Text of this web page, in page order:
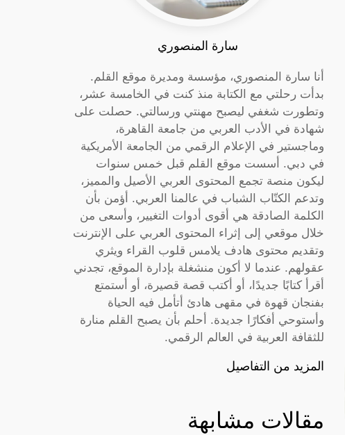
سارة المنصوري
أنا سارة المنصوري، مؤسسة ومديرة موقع القلم.
بدأت رحلتي مع الكتابة منذ كنت في الخامسة عشر،
وتطورت شغفي ليصبح مهنتي ورسالتي. حصلت على
شهادة في الأدب العربي من جامعة القاهرة،
وماجستير في الإعلام الرقمي من الجامعة الأمريكية
في دبي. أسست موقع القلم قبل خمس سنوات
ليكون منصة تجمع المحتوى العربي الأصيل والمميز،
وتدعم الكتّاب الشباب في عالمنا العربي. أؤمن بأن
الكلمة الصادقة هي أقوى أدوات التغيير، وأسعى من
خلال موقعي إلى إثراء المحتوى العربي على الإنترنت
وتقديم محتوى هادف يلامس قلوب القراء ويثري
عقولهم. عندما لا أكون منشغلة بإدارة الموقع، تجدني
أقرأ كتابًا جديدًا، أو أكتب قصة قصيرة، أو أستمتع
بفنجان قهوة في مقهى هادئ أتأمل فيه الحياة
وأستوحي أفكارًا جديدة. أحلم بأن يصبح القلم منارة
للثقافة العربية في العالم الرقمي.
المزيد من التفاصيل
مقالات مشابهة